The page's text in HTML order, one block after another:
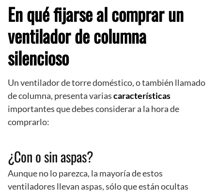
En qué fijarse al comprar un
ventilador de columna
silencioso
Un ventilador de torre doméstico, o también llamado
de columna, presenta variascaracterísticas
importantes que debes considerar a la hora de
comprarlo:
¿Con o sin aspas?
Aunque no lo parezca, la mayoría de estos
ventiladores llevan aspas, sólo que están ocultas